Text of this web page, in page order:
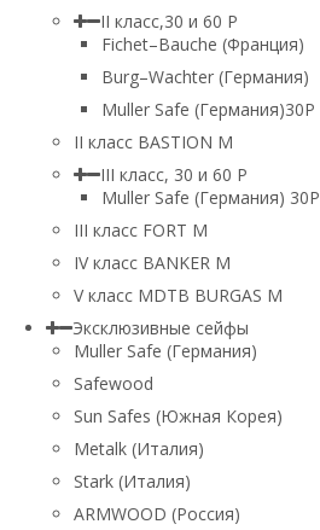
II класс,30 и 60 P
Fichet–Bauche (Франция)
Burg–Wachter (Германия)
Muller Safe (Германия)30P
II класс BASTION M
III класс, 30 и 60 P
Muller Safe (Германия) 30Р
III класс FORT M
IV класс BANKER M
V класс МDTB BURGAS M
Эксклюзивные сейфы
Muller Safe (Германия)
Safewood
Sun Safes (Южная Корея)
Metalk (Италия)
Stark (Италия)
ARMWOOD (Россия)